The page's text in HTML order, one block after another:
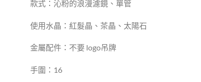
款式：沁粉的浪漫濾鏡、單管
使用水晶：紅髮晶、茶晶、太陽石
金屬配件：不要 logo吊牌
手圍：16